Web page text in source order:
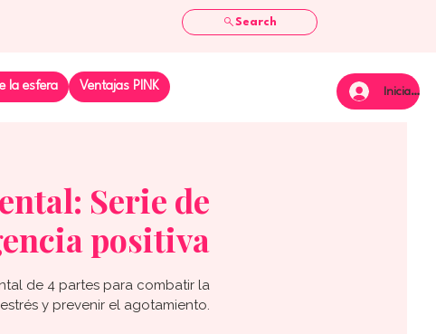
la esfera Ventajas PINK Iniciar
Search
Serie de
positiva
de 4 partes para combatir la
y prevenir el agotamiento.